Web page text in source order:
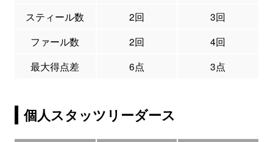
スティール数
2回
3回
ファール数
2回
4回
最大得点差
6点 3点
個人スタッツリーダース